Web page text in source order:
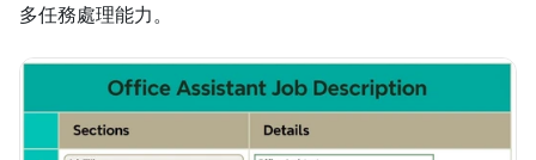
多任務處理能力。